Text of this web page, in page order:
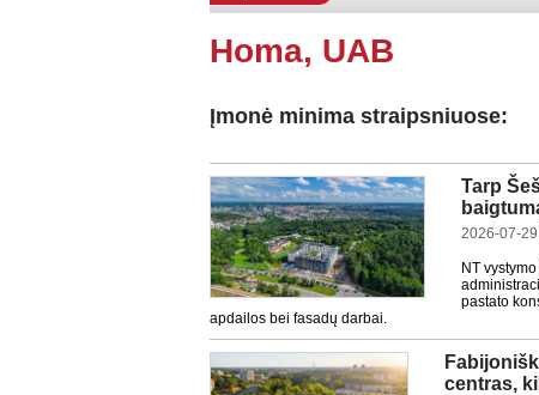
Homa, UAB
Įmonė minima straipsniuose:
Tarp
2026-07-
NT
pastato
apdailos bei fasadų darbai.
centras,